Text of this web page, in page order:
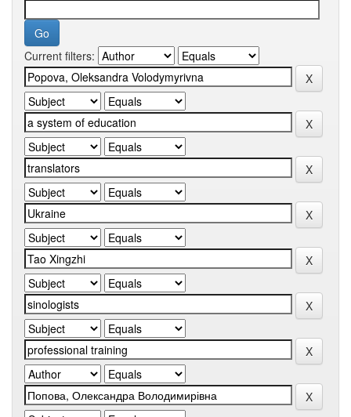
Current filters: